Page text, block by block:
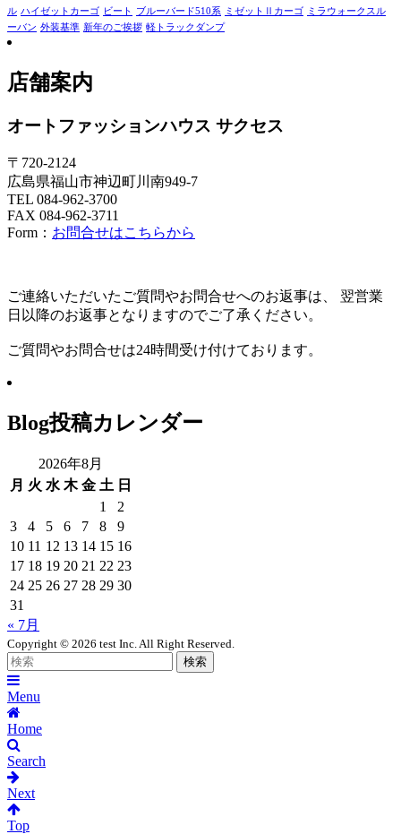
ル ハイゼットカーゴ ビート ブルーバード510系 ミゼットⅡカーゴ
ミラウォークスル
ーバン 外装基準 新年のご挨拶 軽トラックダンプ
店舗案内
オートファッションハウス サクセス
〒720-2124
広島県福山市神辺町川南949-7
TEL 084-962-3700
FAX 084-962-3711
Form： お問合せはこちらから
ご連絡いただいたご質問やお問合せへのお返事は、 翌営業
日以降のお返事となりますのでご了承ください。
ご質問やお問合せは24時間受け付けております。
Blog投稿カレンダー
2026年8月
月 火 水 木 金 土 日
1
2
3
4 5 6 7 8
9
10 11 12 13 14 15 16
17 18 19 20 21 22 23
24 25 26 27 28 29 30
31
« 7月
Copyright © 2026 test Inc. All Right Reserved.
Menu
Home
Search
Next
Top